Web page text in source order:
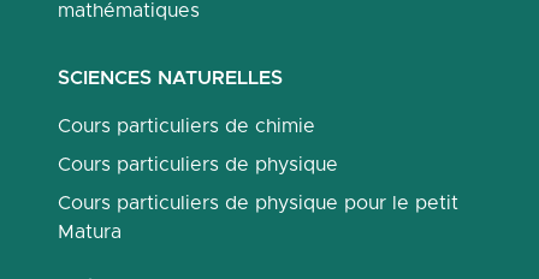
mathématiques
SCIENCES NATURELLES
Cours particuliers de chimie
Cours particuliers de physique
Cours particuliers de physique pour le petit
Matura